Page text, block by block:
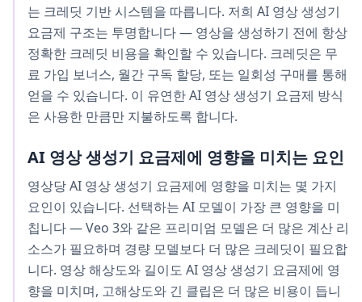
는 크레딧 기반 시스템을 따릅니다. 저희 AI 영상 생성기
요금제 구조는 투명합니다 — 영상을 생성하기 전에 항상
정확한 크레딧 비용을 확인할 수 있습니다. 크레딧은 무
료 가입 보너스, 월간 구독 할당, 또는 일회성 구매를 통해
얻을 수 있습니다. 이 유연한 AI 영상 생성기 요금제 방식
은 사용한 만큼만 지불하도록 합니다.
AI 영상 생성기 요금제에 영향을 미치는 요인
영상당 AI 영상 생성기 요금제에 영향을 미치는 몇 가지
요인이 있습니다. 선택하는 AI 모델이 가장 큰 영향을 미
칩니다 — Veo 3와 같은 프리미엄 모델은 더 많은 계산 리
소스가 필요하며 경량 모델보다 더 많은 크레딧이 필요합
니다. 영상 해상도와 길이도 AI 영상 생성기 요금제에 영
향을 미치며, 고해상도와 긴 클립은 더 많은 비용이 듭니